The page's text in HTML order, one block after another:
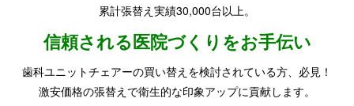
累計張替え実績30,000台以上。
信頼される医院づくりをお手伝い
歯科ユニットチェアーの買い替えを検討されている方、必見！
激安価格の張替えで衛生的な印象アップに貢献します。